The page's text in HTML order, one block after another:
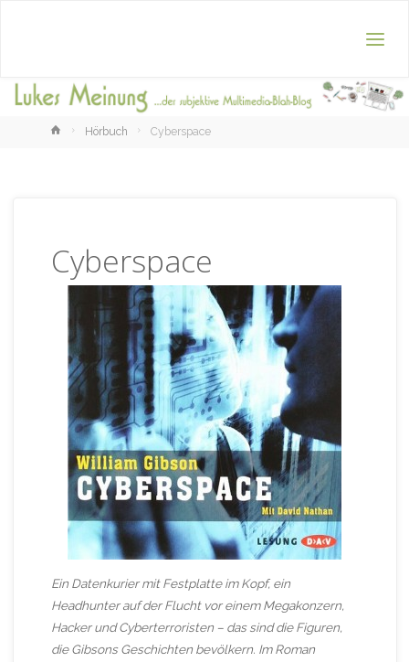
HomeHörbuch Cyberspace
Cyberspace
Ein Datenkurier mit Festplatte im Kopf, ein
Headhunter auf der Flucht vor einem Megakonzern,
Hacker und Cyberterroristen – das sind die Figuren,
die Gibsons Geschichten bevölkern. Im Roman